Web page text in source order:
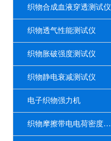
织物合成血液穿透测试仪
织物透气性能测试仪
织物胀破强度测试仪
织物静电衰减测试仪
电子织物强力机
织物摩擦带电电荷密度测试仪